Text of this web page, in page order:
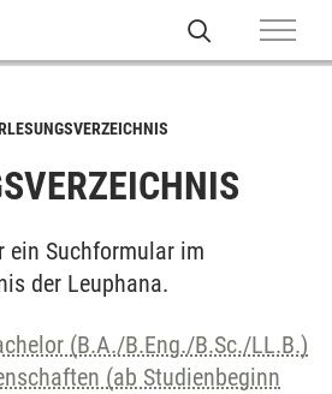
ein Suchformular im
der Leuphana.
(B.A./B.Eng./B.Sc./LL.B.)
(ab Studienbeginn